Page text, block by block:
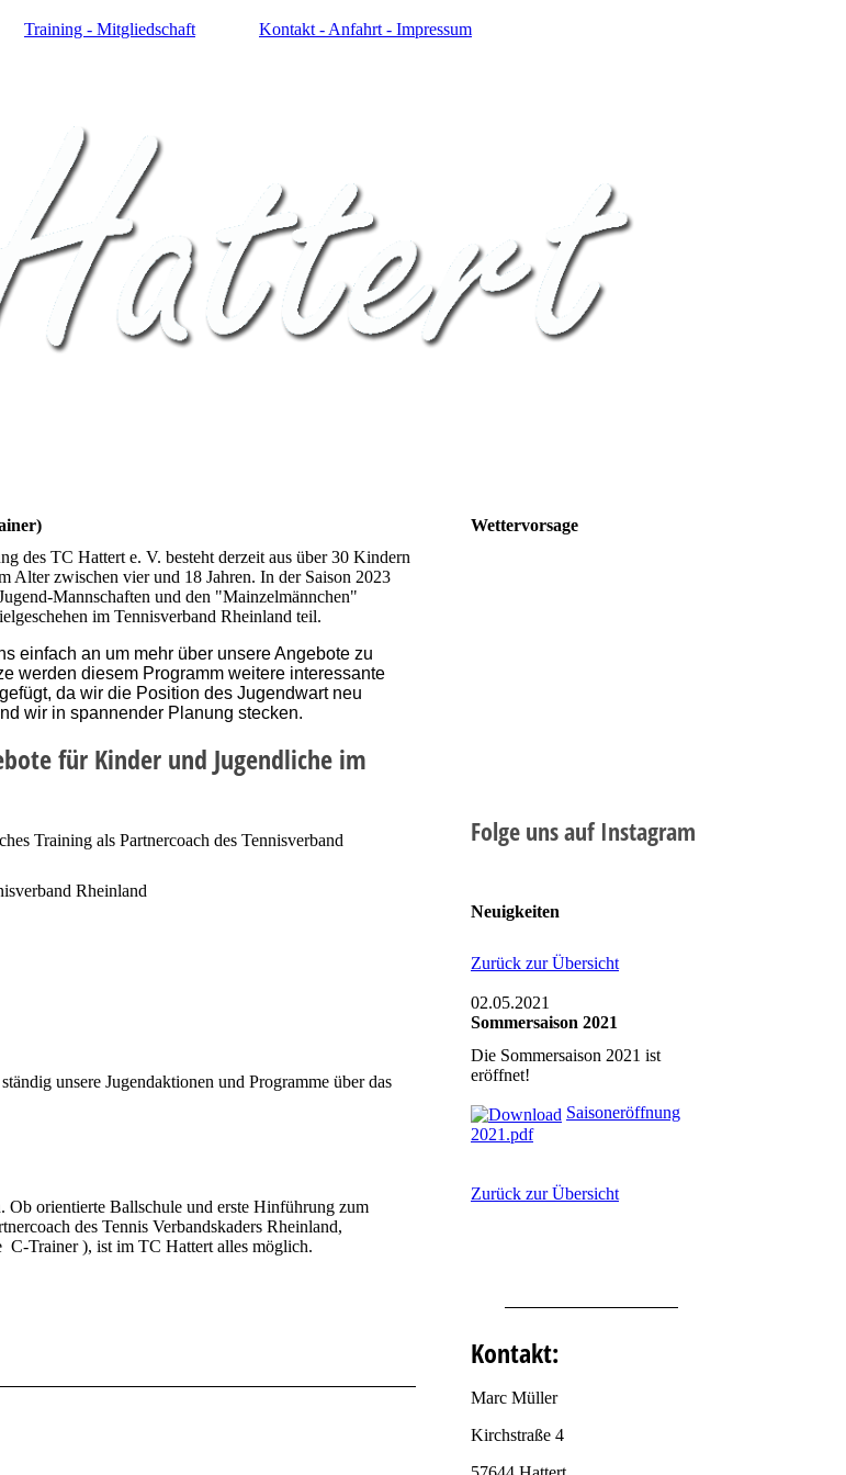
Training - Mitgliedschaft Kontakt - Anfahrt - Impressum
des TC Hattert e. V. besteht derzeit aus über 30 Kindern
Alter zwischen vier und 18 Jahren. In der Saison 2023
Mannschaften und den "Mainzelmännchen"
im Tennisverband Rheinland teil.
einfach an um mehr über unsere Angebote zu
werden diesem Programm weitere interessante
da wir die Position des Jugendwart neu
wir in spannender Planung stecken.
für Kinder und Jugendliche im
Training als Partnercoach des Tennisverband
Rheinland
unsere Jugendaktionen und Programme über das
Ob orientierte Ballschule und erste Hinführung zum
des Tennis Verbandskaders Rheinland,
C-Trainer ), ist im TC Hattert alles möglich.
Wettervorsage
Folge uns auf Instagram
Neuigkeiten
Zurück zur Übersicht
02.05.2021
Sommersaison 2021
Die Sommersaison 2021 ist
eröffnet!
Saisoneröffnung
2021.pdf
Zurück zur Übersicht
Kontakt:
Marc Müller
Kirchstraße 4